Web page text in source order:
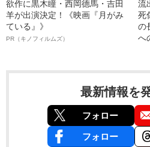
欲作に黒木瞳・西岡德馬・吉田
羊が出演決定！《映画『月がみ
ている』》
PR（キノフィルムズ）
流
死
の
へ
最新情報を
フォロー
フォロー